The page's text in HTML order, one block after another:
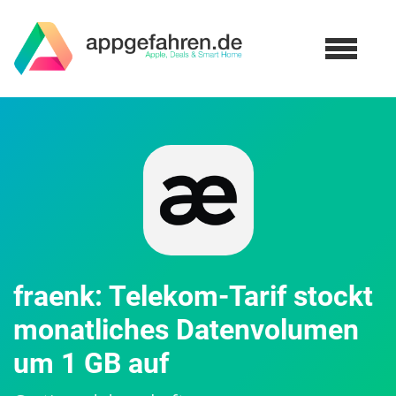
fraenk: Telekom-Tarif stockt
monatliches Datenvolumen
um 1 GB auf